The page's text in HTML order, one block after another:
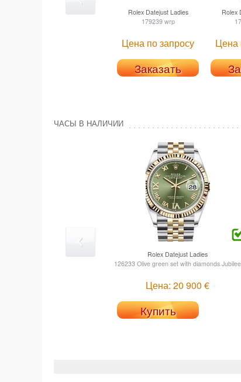
RolexDatejust Ladies
179239 wrp
Цена по запросу
Заказать
Rolex
Цена
ЧАСЫ В НАЛИЧИИ
Rolex Datejust Ladies
126233 Olive green set with diamonds Jubilee
Цена: 20 900 €
Купить